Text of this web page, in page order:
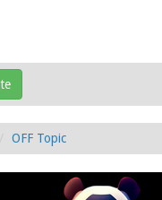
OFF Topic